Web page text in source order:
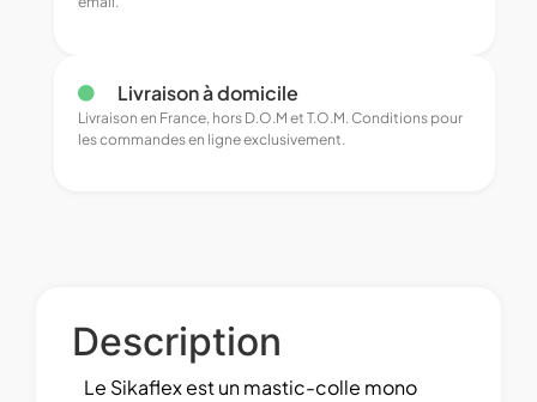
Livraison à domicile
Livraison en France, hors D.O.M et T.O.M. Conditions pour
les commandes en ligne exclusivement.
Description
Le Sikaflex est un mastic-colle mono